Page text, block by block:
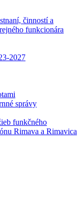
činností a
funkcionára
2027
správy
funkčného
Rimava a Rimavica